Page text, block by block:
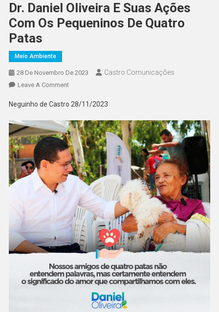
Dr. Daniel Oliveira E Suas Ações
Com Os Pequeninos De Quatro
Patas
Meio Ambiente
28 De Novembro De 2023 Castro Comunicações
Leave A Comment
Neguinho de Castro 28/11/2023